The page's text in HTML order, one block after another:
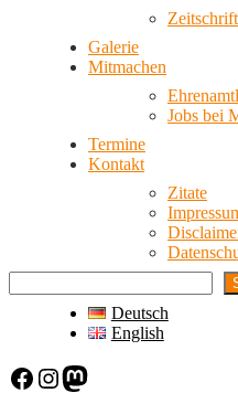
Galerie
Mitmachen
Jobs bei
Termine
Kontakt
Zitate
Deutsch
English
Facebook Instagram Mastodon